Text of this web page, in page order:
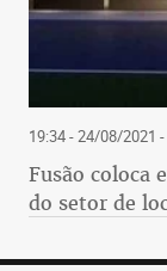
19:34 - 24/08/2021
Fusão coloca
do setor de